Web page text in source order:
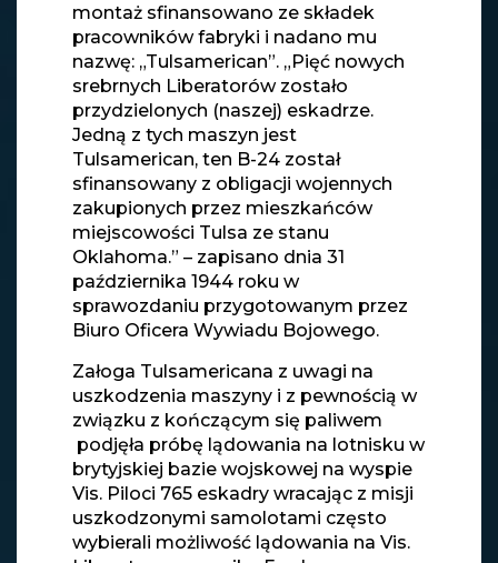
montaż sfinansowano ze składek
pracowników fabryki i nadano mu
nazwę: „Tulsamerican”. „Pięć nowych
srebrnych Liberatorów zostało
przydzielonych (naszej) eskadrze.
Jedną z tych maszyn jest
Tulsamerican, ten B-24 został
sfinansowany z obligacji wojennych
zakupionych przez mieszkańców
miejscowości Tulsa ze stanu
Oklahoma.” – zapisano dnia 31
października 1944 roku w
sprawozdaniu przygotowanym przez
Biuro Oficera Wywiadu Bojowego.
Załoga Tulsamericana z uwagi na
uszkodzenia maszyny i z pewnością w
związku z kończącym się paliwem
podjęła próbę lądowania na lotnisku w
brytyjskiej bazie wojskowej na wyspie
Vis. Piloci 765 eskadry wracając z misji
uszkodzonymi samolotami często
wybierali możliwość lądowania na Vis.